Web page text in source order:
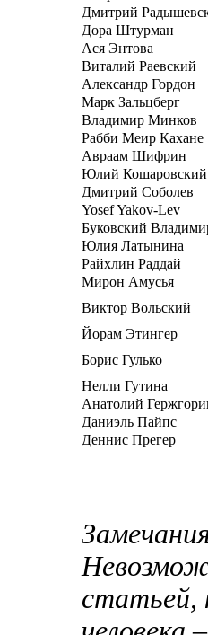
Дмитрий
Дора Штурман
Ася Энтова
Виталий Раевский
Александр Гордон
Марк Зальцберг
Владимир Минков
Рабби Меир Кахане
Авраам Шифрин
Юлий Кошаровский
Дмитрий Соболев
Yosef Yakov-Lev
Буковский
Юлия Латынина
Райхлин Раддай
Мирон Амусья
Виктор Вольский
Йорам Этингер
Борис Гулько
Нелли Гутина
Анатолий
Даниэль Пайпс
Деннис Прегер
статьей,